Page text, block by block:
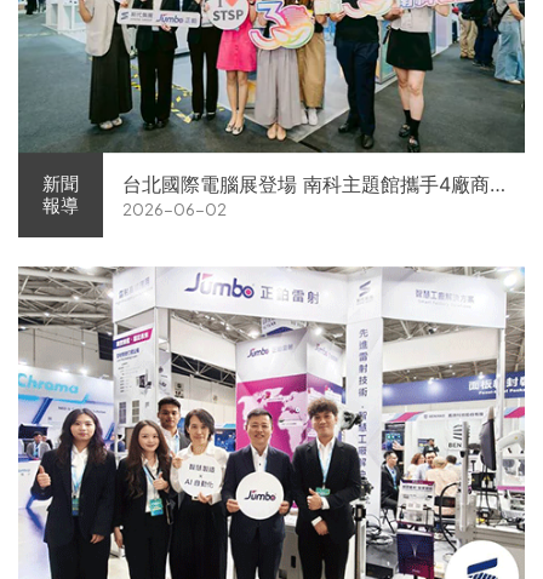
新聞
報導
台北國際電腦展登場 南科主題館攜手4廠商
展現AI供應鏈實力
2026-06-02